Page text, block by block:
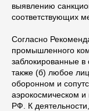
выявлению
соответствующих
Согласно
промышленного
заблокированные в
также (б) любое
оборонном и
аэрокосмическом и
РФ. К